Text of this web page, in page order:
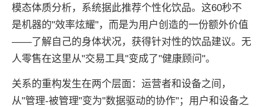
模态体质分析，系统据此推荐个性化饮品。这60秒不
是机器的"效率炫耀"，而是为用户创造的一份额外价值
——了解自己的身体状况，获得针对性的饮品建议。无
人零售在这里从"交易工具"变成了"健康顾问"。
关系的重构发生在两个层面：运营者和设备之间，
从"管理-被管理"变为"数据驱动的协作"；用户和设备之